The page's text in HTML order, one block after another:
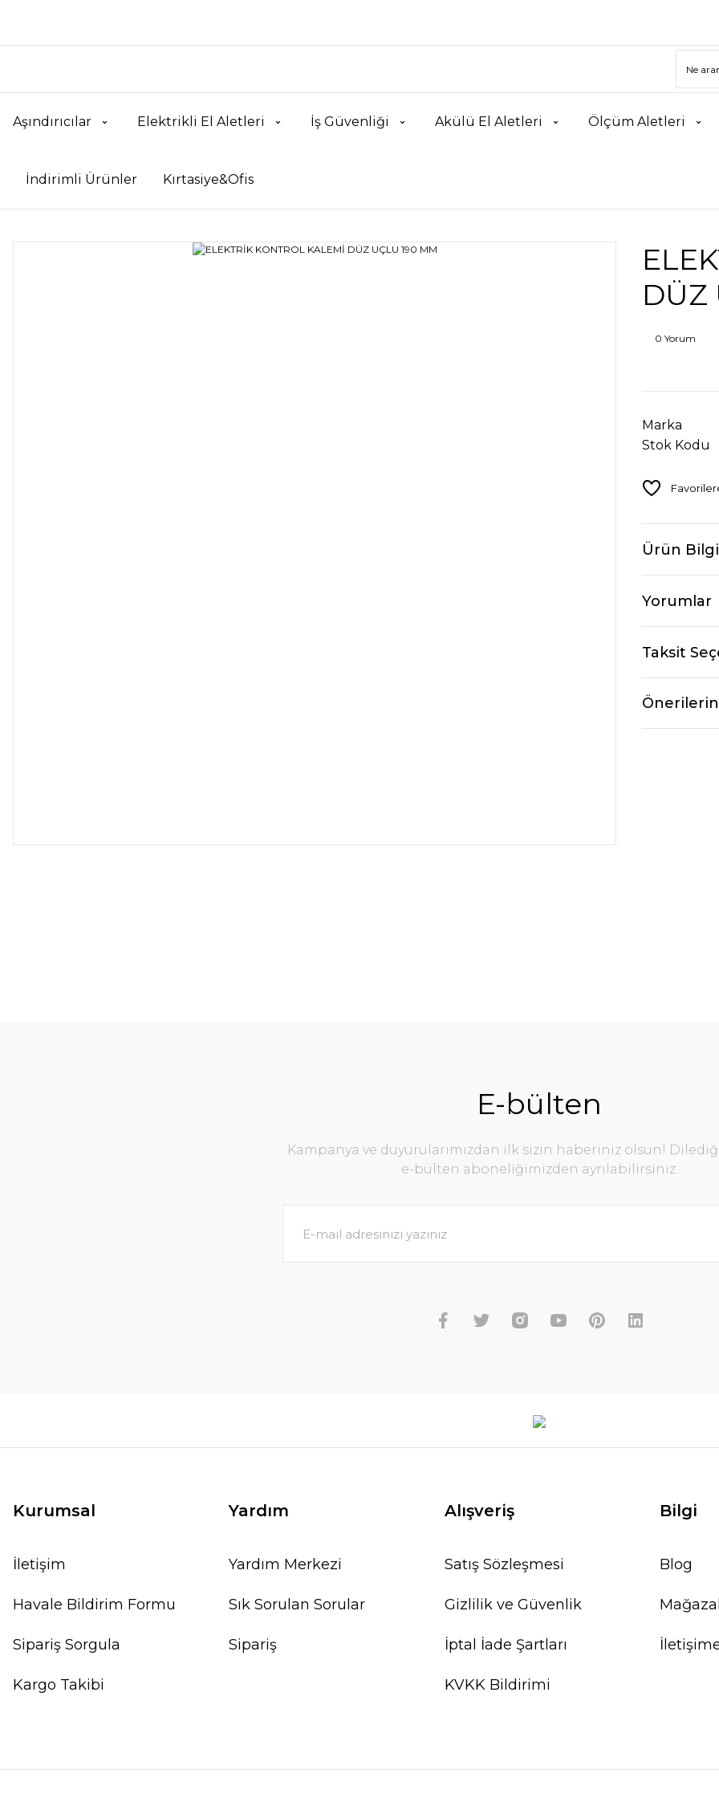
Aşındırıcılar Elektrikli El Aletleri İş Güvenliği Akülü El Aletleri Ölçüm Aletleri
İndirimli Ürünler Kırtasiye&Ofis
DÜZ
0 Yorum
Marka
Stok Kodu
Ürün
Yorumlar
Taksit
E-bülten
Kampanya ve duyurularımızdan ilk sizin haberiniz olsun!
e-bülten aboneliğimizden ayrılabilirsiniz.
Kurumsal
İletişim
Havale Bildirim Formu
Sipariş Sorgula
Kargo Takibi
Yardım
Yardım Merkezi
Sık Sorulan Sorular
Sipariş
Alışveriş
Satış Sözleşmesi
Gizlilik ve Güvenlik
İptal İade Şartları
KVKK Bildirimi
Bilgi
Blog